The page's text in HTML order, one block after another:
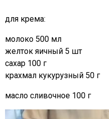
для крема:
молоко 500 мл
желток яичный 5 шт
сахар 100 г
крахмал кукурузный 50 г
масло сливочное 100 г